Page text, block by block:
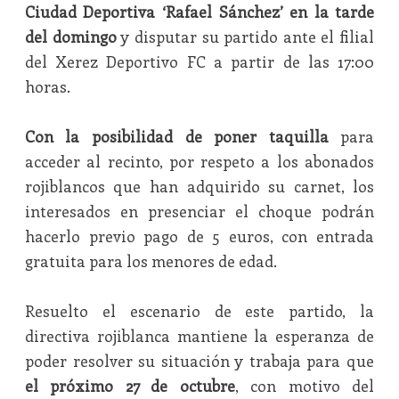
Ciudad Deportiva ‘Rafael Sánchez’ en la tarde
del domingoy disputar su partido ante el filial
del Xerez Deportivo FC a partir de las 17:00
horas.
Con la posibilidad de poner taquillapara
acceder al recinto, por respeto a los abonados
rojiblancos que han adquirido su carnet, los
interesados en presenciar el choque podrán
hacerlo previo pago de 5 euros, con entrada
gratuita para los menores de edad.
Resuelto el escenario de este partido, la
directiva rojiblanca mantiene la esperanza de
poder resolver su situación y trabaja para que
el próximo 27 de octubre, con motivo del